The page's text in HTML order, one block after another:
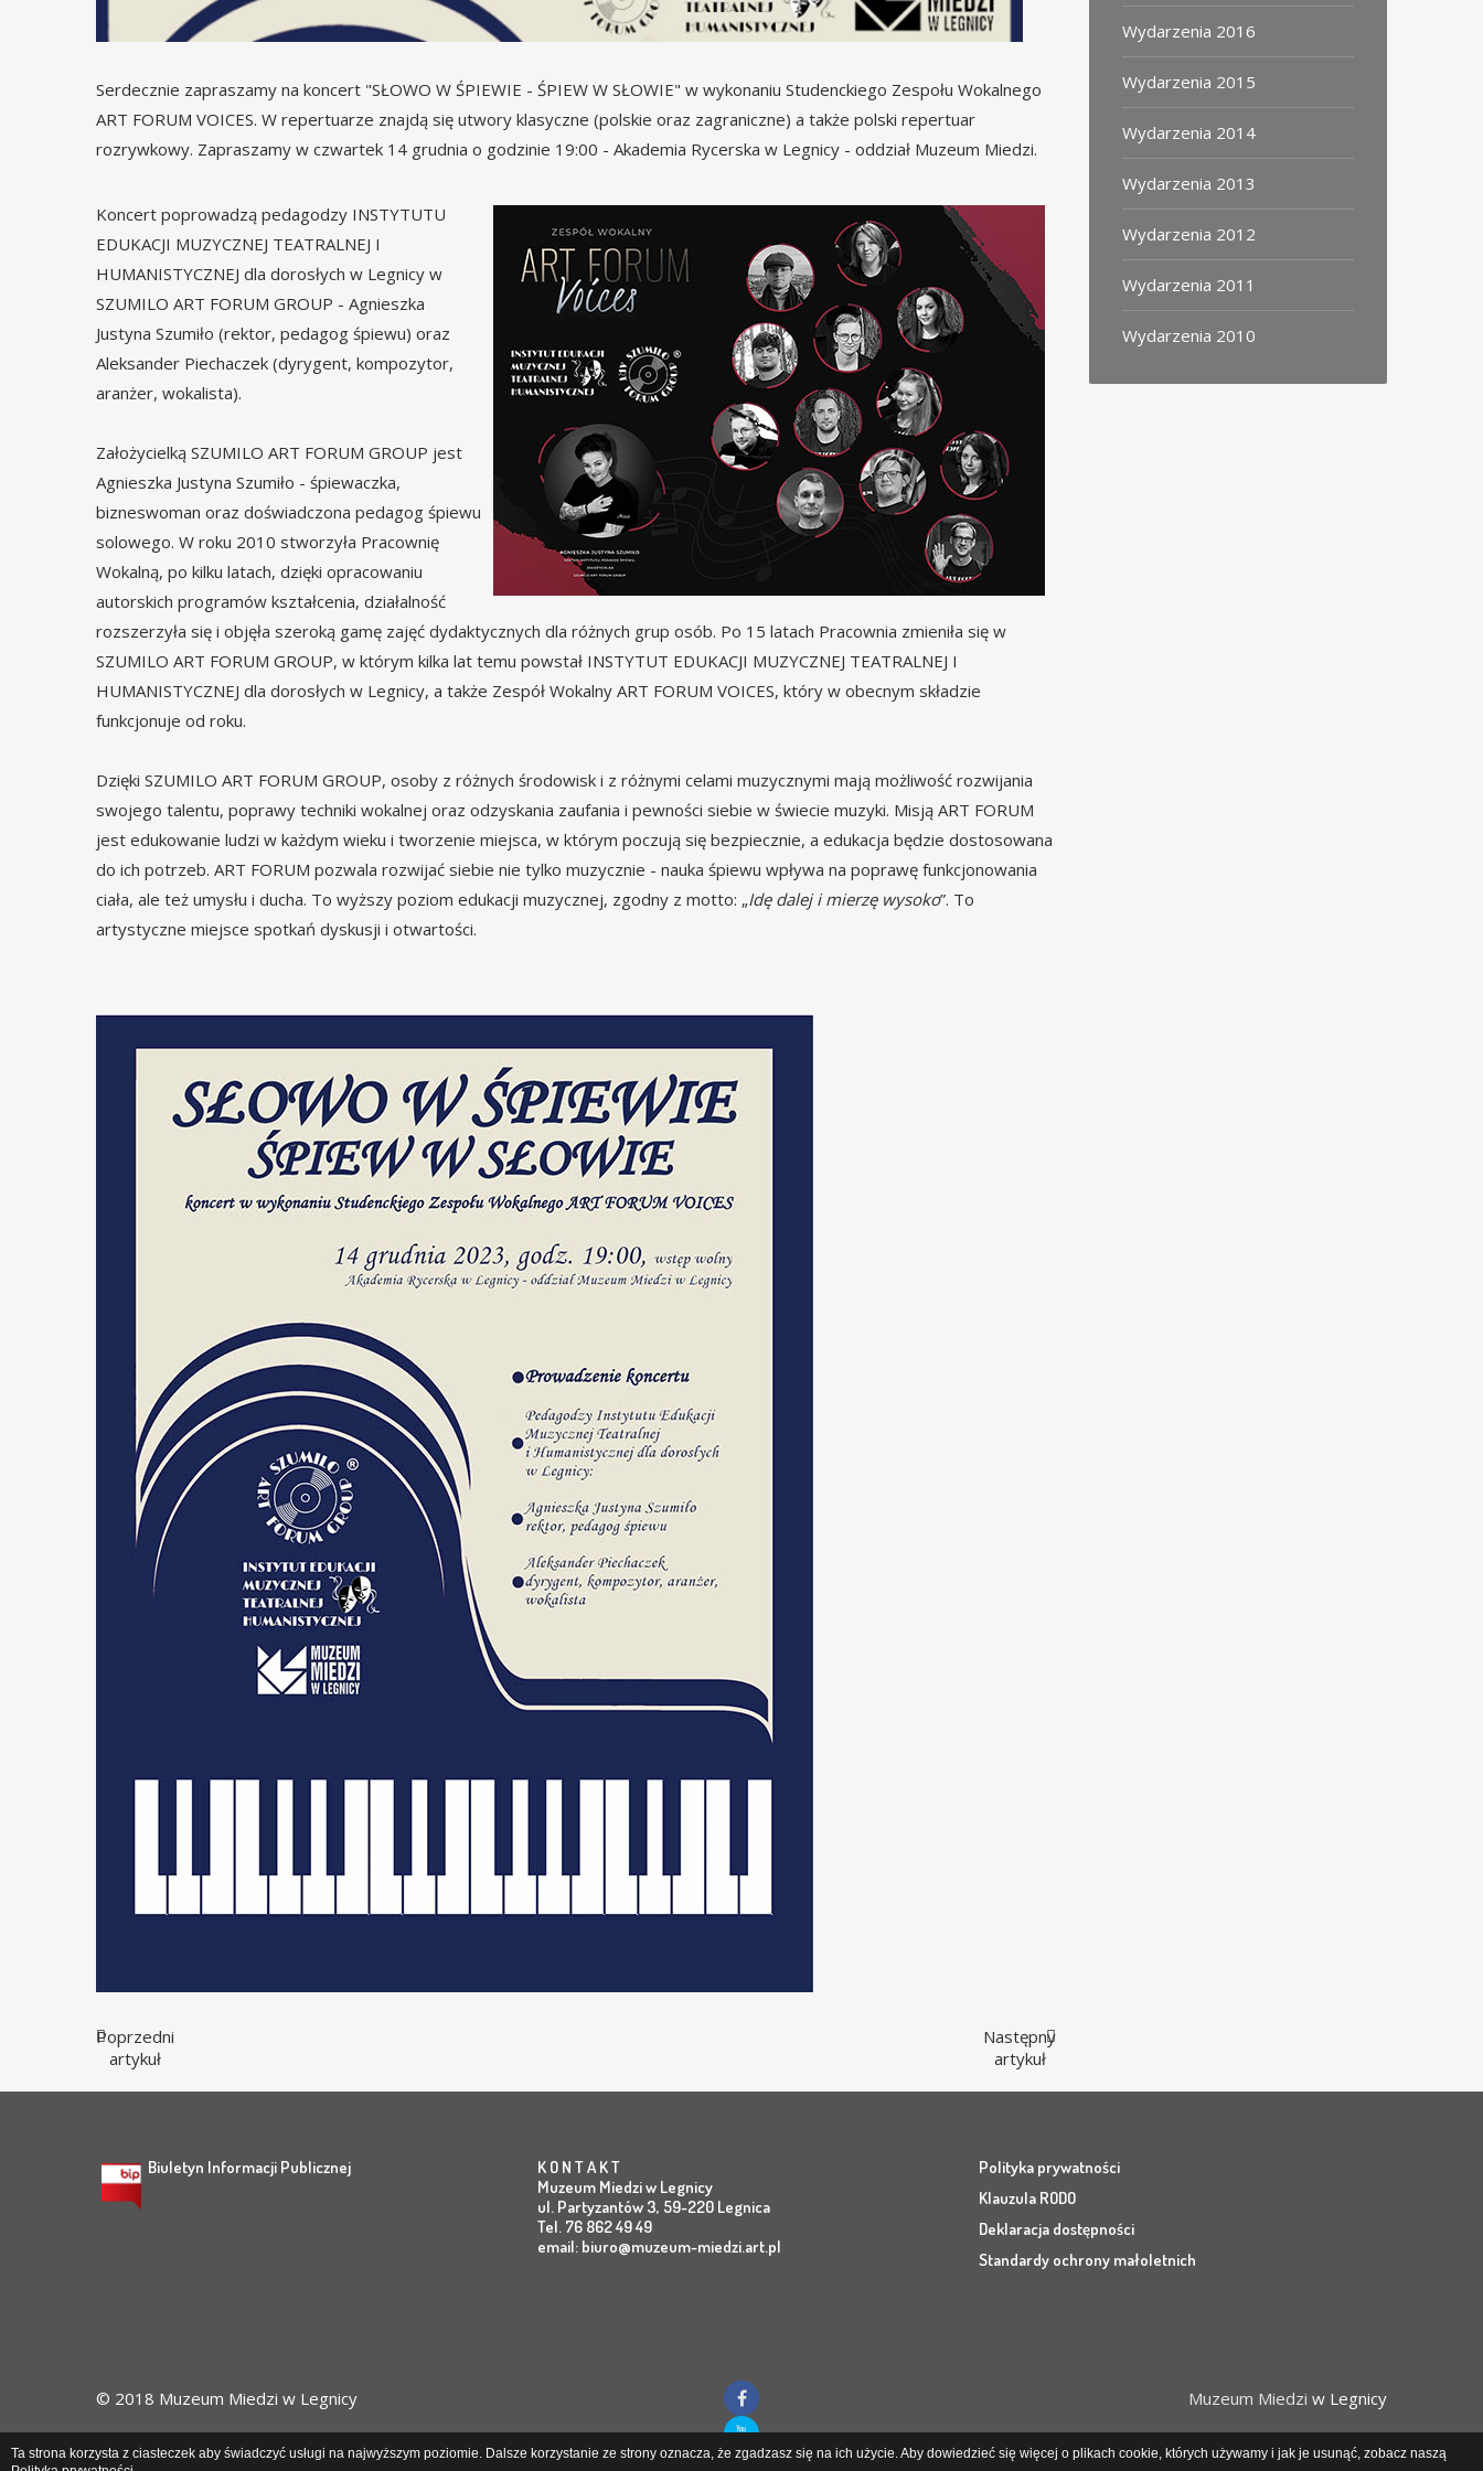
Serdecznie zapraszamy na koncert "SŁOWO W ŚPIEWIE - ŚPIEW W SŁOWIE" w wykonaniu Studenckiego Zespołu Wokalnego
ART FORUM VOICES. W repertuarze znajdą się utwory klasyczne (polskie oraz zagraniczne) a także polski repertuar
rozrywkowy. Zapraszamy w czwartek 14 grudnia o godzinie 19:00 - Akademia Rycerska w Legnicy - oddział Muzeum Miedzi.
Koncert poprowadzą pedagodzy INSTYTUTU
EDUKACJI MUZYCZNEJ TEATRALNEJ I
HUMANISTYCZNEJ dla dorosłych w Legnicy w
SZUMILO ART FORUM GROUP - Agnieszka
Justyna Szumiło (rektor, pedagog śpiewu) oraz
Aleksander Piechaczek (dyrygent, kompozytor,
aranżer, wokalista).
Założycielką SZUMILO ART FORUM GROUP jest
Agnieszka Justyna Szumiło - śpiewaczka,
bizneswoman oraz doświadczona pedagog śpiewu
solowego. W roku 2010 stworzyła Pracownię
Wokalną, po kilku latach, dzięki opracowaniu
autorskich programów kształcenia, działalność
rozszerzyła się i objęła szeroką gamę zajęć dydaktycznych dla różnych grup osób. Po 15 latach Pracownia zmieniła się w
SZUMILO ART FORUM GROUP, w którym kilka lat temu powstał INSTYTUT EDUKACJI MUZYCZNEJ TEATRALNEJ I
HUMANISTYCZNEJ dla dorosłych w Legnicy, a także Zespół Wokalny ART FORUM VOICES, który w obecnym składzie
funkcjonuje od roku.
Dzięki SZUMILO ART FORUM GROUP, osoby z różnych środowisk i z różnymi celami muzycznymi mają możliwość rozwijania
swojego talentu, poprawy techniki wokalnej oraz odzyskania zaufania i pewności siebie w świecie muzyki. Misją ART FORUM
jest edukowanie ludzi w każdym wieku i tworzenie miejsca, w którym poczują się bezpiecznie, a edukacja będzie dostosowana
do ich potrzeb. ART FORUM pozwala rozwijać siebie nie tylko muzycznie - nauka śpiewu wpływa na poprawę funkcjonowania
ciała, ale też umysłu i ducha. To wyższy poziom edukacji muzycznej, zgodny z motto: „Idę dalej i mierzę wysoko”. To
artystyczne miejsce spotkań dyskusji i otwartości.
Poprzedni
artykuł
Następny
artykuł
Wydarzenia 2016
Wydarzenia 2015
Wydarzenia 2014
Wydarzenia 2013
Wydarzenia 2012
Wydarzenia 2011
Wydarzenia 2010
Biuletyn Informacji Publicznej
K O N T A K T
Muzeum Miedzi w Legnicy
ul. Partyzantów 3, 59-220 Legnica
Tel. 76 862 49 49
email: biuro@muzeum-miedzi.art.pl
Polityka prywatności
Klauzula RODO
Deklaracja dostępności
Standardy ochrony małoletnich
© 2018 Muzeum Miedzi w Legnicy Muzeum Miedzi w Legnicy
Ta strona korzysta z ciasteczek aby świadczyć usługi na najwyższym poziomie. Dalsze korzystanie ze strony oznacza, że zgadzasz się na ich użycie. Aby dowiedzieć się więcej o plikach cookie, których używamy i jak je usunąć, zobacz naszą